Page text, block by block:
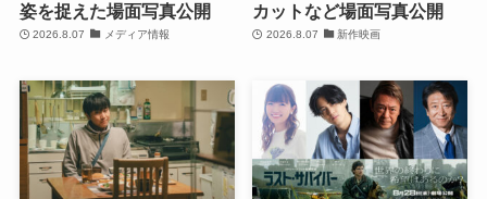
姿を捉えた場面写真公開
2026.8.07 メディア情報
カットなど場面写真公開
2026.8.07 新作映画